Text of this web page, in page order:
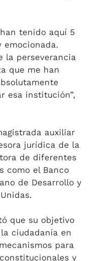
tenido aquí 5
emocionada.
la perseverancia
que me han
esa institución”,
auxiliar
jurídica de la
de diferentes
como el Banco
de Desarrollo y
que su objetivo
ciudadanía en
para
y